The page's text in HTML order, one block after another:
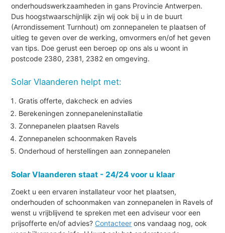
onderhoudswerkzaamheden in gans Provincie Antwerpen.
Dus hoogstwaarschijnlijk zijn wij ook bij u in de buurt
(Arrondissement Turnhout) om zonnepanelen te plaatsen of
uitleg te geven over de werking, omvormers en/of het geven
van tips. Doe gerust een beroep op ons als u woont in
postcode 2380, 2381, 2382 en omgeving.
Solar Vlaanderen helpt met:
Gratis offerte, dakcheck en advies
Berekeningen zonnepaneleninstallatie
Zonnepanelen plaatsen Ravels
Zonnepanelen schoonmaken Ravels
Onderhoud of herstellingen aan zonnepanelen
Solar Vlaanderen staat - 24/24 voor u klaar
Zoekt u een ervaren installateur voor het plaatsen,
onderhouden of schoonmaken van zonnepanelen in Ravels of
wenst u vrijblijvend te spreken met een adviseur voor een
prijsofferte en/of advies? Contacteer ons vandaag nog, ook